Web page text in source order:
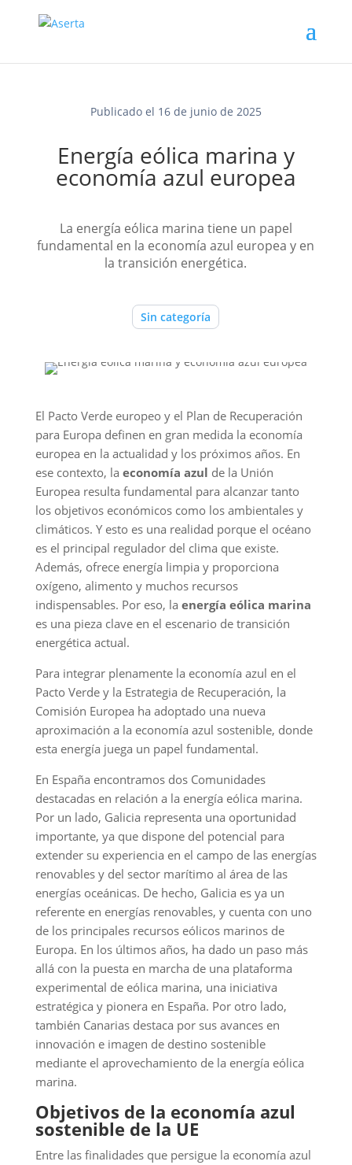
Publicado el 16 de junio de 2025
Energía eólica marina y
economía azul europea
La energía eólica marina tiene un papel
fundamental en la economía azul europea y en
la transición energética.
Sin categoría
El Pacto Verde europeo y el Plan de Recuperación
para Europa definen en gran medida la economía
europea en la actualidad y los próximos años. En
ese contexto, la economía azul de la Unión
Europea resulta fundamental para alcanzar tanto
los objetivos económicos como los ambientales y
climáticos. Y esto es una realidad porque el océano
es el principal regulador del clima que existe.
Además, ofrece energía limpia y proporciona
oxígeno, alimento y muchos recursos
indispensables. Por eso, la energía eólica marina
es una pieza clave en el escenario de transición
energética actual.
Para integrar plenamente la economía azul en el
Pacto Verde y la Estrategia de Recuperación, la
Comisión Europea ha adoptado una nueva
aproximación a la economía azul sostenible, donde
esta energía juega un papel fundamental.
En España encontramos dos Comunidades
destacadas en relación a la energía eólica marina.
Por un lado, Galicia representa una oportunidad
importante, ya que dispone del potencial para
extender su experiencia en el campo de las energías
renovables y del sector marítimo al área de las
energías oceánicas. De hecho, Galicia es ya un
referente en energías renovables, y cuenta con uno
de los principales recursos eólicos marinos de
Europa. En los últimos años, ha dado un paso más
allá con la puesta en marcha de una plataforma
experimental de eólica marina, una iniciativa
estratégica y pionera en España. Por otro lado,
también Canarias destaca por sus avances en
innovación e imagen de destino sostenible
mediante el aprovechamiento de la energía eólica
marina.
Objetivos de la economía azul
sostenible de la UE
Entre las finalidades que persigue la economía azul